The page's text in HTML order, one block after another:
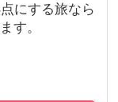
にする旅なら
す。